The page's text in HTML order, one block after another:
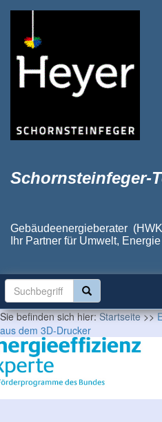
Schornsteinfeger-
Gebäudeenergieberater
Ihr Partner für Umwelt,
Sie befinden sich hier:Startseite>>
aus dem 3D-Drucker